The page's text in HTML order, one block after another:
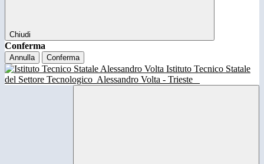
Chiudi
Conferma
Annulla Conferma
Istituto Tecnico Statale
del Settore Tecnologico Alessandro Volta - Trieste